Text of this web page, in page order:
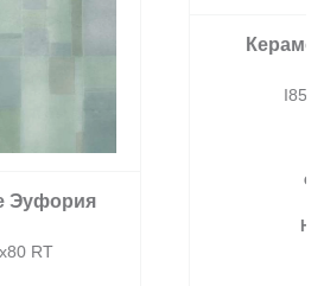
I855 Мультиформе
Размер:30x7,5
Страна:Италия